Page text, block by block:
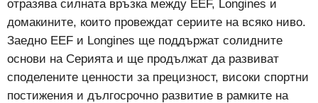
отразява силната връзка между EEF, Longines и
домакините, които провеждат сериите на всяко ниво.
Заедно EEF и Longines ще поддържат солидните
основи на Серията и ще продължат да развиват
споделените ценности за прецизност, високи спортни
постижения и дългосрочно развитие в рамките на